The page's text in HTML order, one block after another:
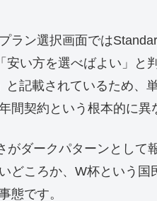
ラン選択画面では
安い方を選べばよい」と
記載されているため、
間契約という根本的に異
ダークパターンとして
どころか、W杯という
態です。